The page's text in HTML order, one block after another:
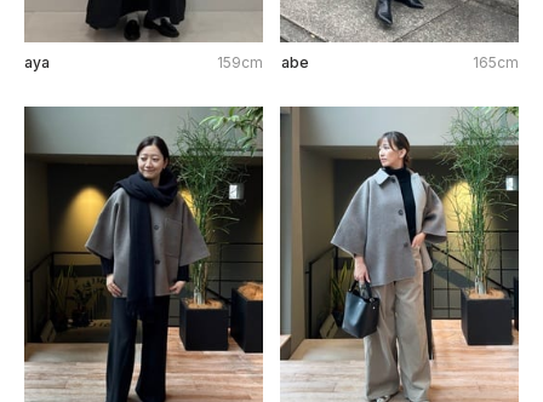
aya 159cm abe 165cm